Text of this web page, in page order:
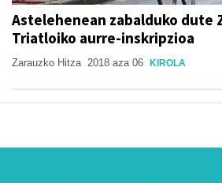
Astelehenean zabalduko dute
Triatloiko aurre-inskripzioa
Zarauzko Hitza 2018 aza 06 KIROLA